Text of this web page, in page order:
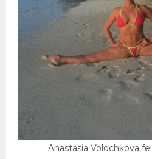
Anastasia Volochkova